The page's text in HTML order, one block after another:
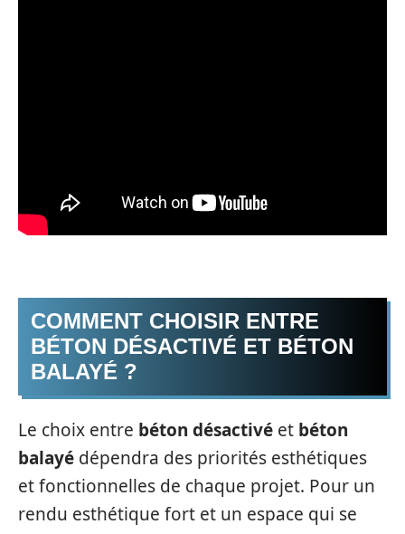
COMMENT CHOISIR ENTRE
BÉTON DÉSACTIVÉ ET BÉTON
BALAYÉ ?
Le choix entre béton désactivé et béton
balayé dépendra des priorités esthétiques
et fonctionnelles de chaque projet. Pour un
rendu esthétique fort et un espace qui se